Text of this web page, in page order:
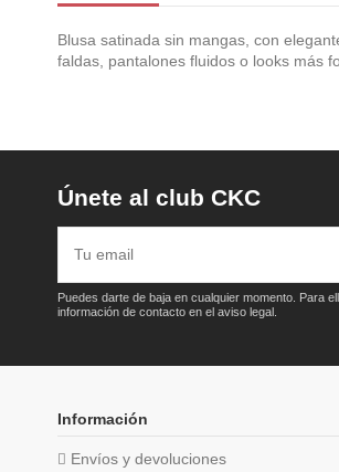
Blusa satinada sin mangas, con
faldas, pantalones fluidos o looks más
Únete al club CKC
Puedes darte de baja en cualquier momento. Para
información de contacto en el aviso legal.
Información
Envíos y devoluciones